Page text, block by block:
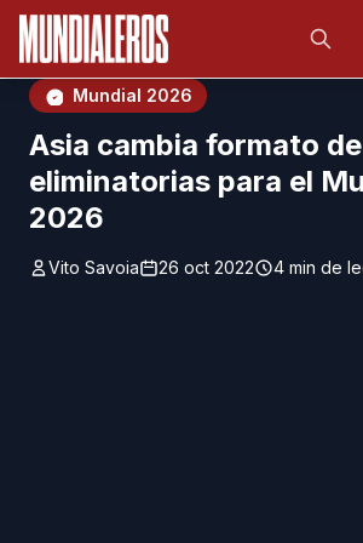
Saltar al contenido principal
Mundial 2026
Asia cambia formato de
eliminatorias para el
2026
Vito Savoia 26 oct 2022 4 min de